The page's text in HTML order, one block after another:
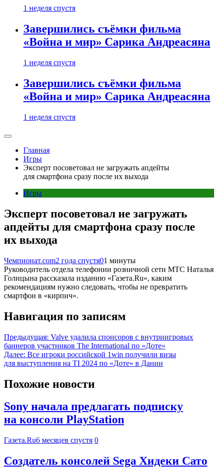
1 неделя спустя
Завершились съёмки фильма
«Война и мир» Сарика Андреасяна
1 неделя спустя
Завершились съёмки фильма
«Война и мир» Сарика Андреасяна
1 неделя спустя
Главная
Игры
Эксперт посоветовал не загружать апдейты
для смартфона сразу после их выхода
Игры
Эксперт посоветовал не загружать
апдейты для смартфона сразу после
их выхода
Чемпионат.com2 года спустя01 минуты
Руководитель отдела телефонии розничной сети МТС Наталья
Голицына рассказала изданию «Газета.Ru», каким
рекомендациям нужно следовать, чтобы не превратить
смартфон в «кирпич».
Навигация по записям
Предыдущая: Valve удалила спонсоров с внутриигровых
баннеров участников The International по «Доте»
Далее: Все игроки российской 1win получили визы
для выступления на TI 2024 по «Доте» в Дании
Похожие новости
Sony начала предлагать подписку
на консоли PlayStation
Газета.Ru6 месяцев спустя 0
Создатель консолей Sega Хидеки Сато